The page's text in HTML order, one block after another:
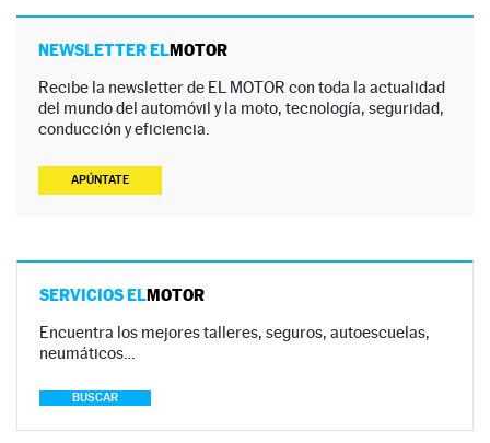
NEWSLETTER ELMOTOR
Recibe la newsletter de EL MOTOR con toda la actualidad
del mundo del automóvil y la moto, tecnología, seguridad,
conducción y eficiencia.
APÚNTATE
SERVICIOS ELMOTOR
Encuentra los mejores talleres, seguros, autoescuelas,
neumáticos…
BUSCAR